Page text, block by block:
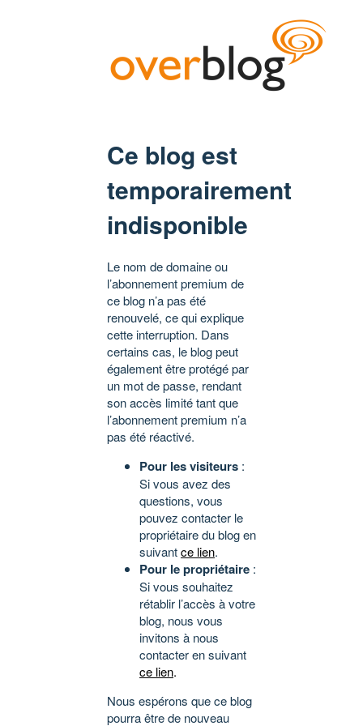
Ce blog est
temporairement
indisponible
Le nom de domaine ou
l’abonnement premium de
ce blog n’a pas été
renouvelé, ce qui explique
cette interruption. Dans
certains cas, le blog peut
également être protégé par
un mot de passe, rendant
son accès limité tant que
l’abonnement premium n’a
pas été réactivé.
Pour les visiteurs :
Si vous avez des
questions, vous
pouvez contacter le
propriétaire du blog en
suivantce lien.
Pour le propriétaire :
Si vous souhaitez
rétablir l’accès à votre
blog, nous vous
invitons à nous
contacter en suivant
ce lien.
Nous espérons que ce blog
pourra être de nouveau